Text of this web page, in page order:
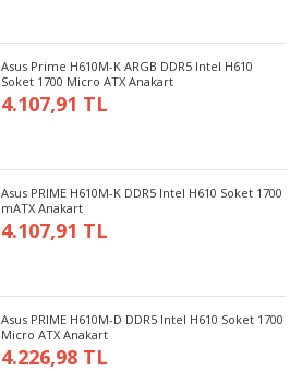
Asus Prime H610M-K ARGB DDR5 Intel H610
Soket 1700 Micro ATX Anakart
4.107,91 TL
Asus PRIME H610M-K DDR5 Intel H610 Soket 1700
mATX Anakart
4.107,91 TL
Asus PRIME H610M-D DDR5 Intel H610 Soket 1700
Micro ATX Anakart
4.226,98 TL